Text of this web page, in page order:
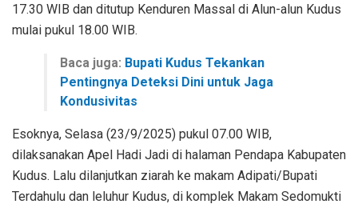
17.30 WIB dan ditutup Kenduren Massal di Alun-alun Kudus
mulai pukul 18.00 WIB.
Baca juga: Bupati Kudus Tekankan
Pentingnya Deteksi Dini untuk Jaga
Kondusivitas
Esoknya, Selasa (23/9/2025) pukul 07.00 WIB,
dilaksanakan Apel Hadi Jadi di halaman Pendapa Kabupaten
Kudus. Lalu dilanjutkan ziarah ke makam Adipati/Bupati
Terdahulu dan leluhur Kudus, di komplek Makam Sedomukti